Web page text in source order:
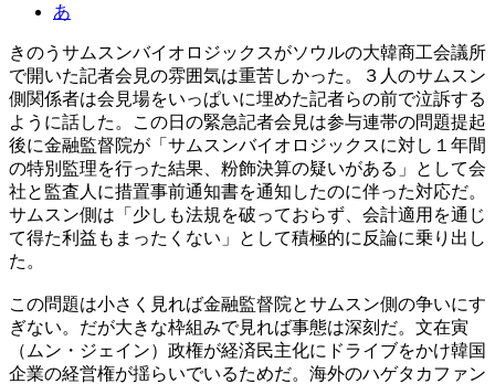
あ
きのうサムスンバイオロジックスがソウルの大韓商工会議所
で開いた記者会見の雰囲気は重苦しかった。３人のサムスン
側関係者は会見場をいっぱいに埋めた記者らの前で泣訴する
ように話した。この日の緊急記者会見は参与連帯の問題提起
後に金融監督院が「サムスンバイオロジックスに対し１年間
の特別監理を行った結果、粉飾決算の疑いがある」として会
社と監査人に措置事前通知書を通知したのに伴った対応だ。
サムスン側は「少しも法規を破っておらず、会計適用を通じ
て得た利益もまったくない」として積極的に反論に乗り出し
た。
この問題は小さく見れば金融監督院とサムスン側の争いにす
ぎない。だが大きな枠組みで見れば事態は深刻だ。文在寅
（ムン・ジェイン）政権が経済民主化にドライブをかけ韓国
企業の経営権が揺らいでいるためだ。海外のハゲタカファン